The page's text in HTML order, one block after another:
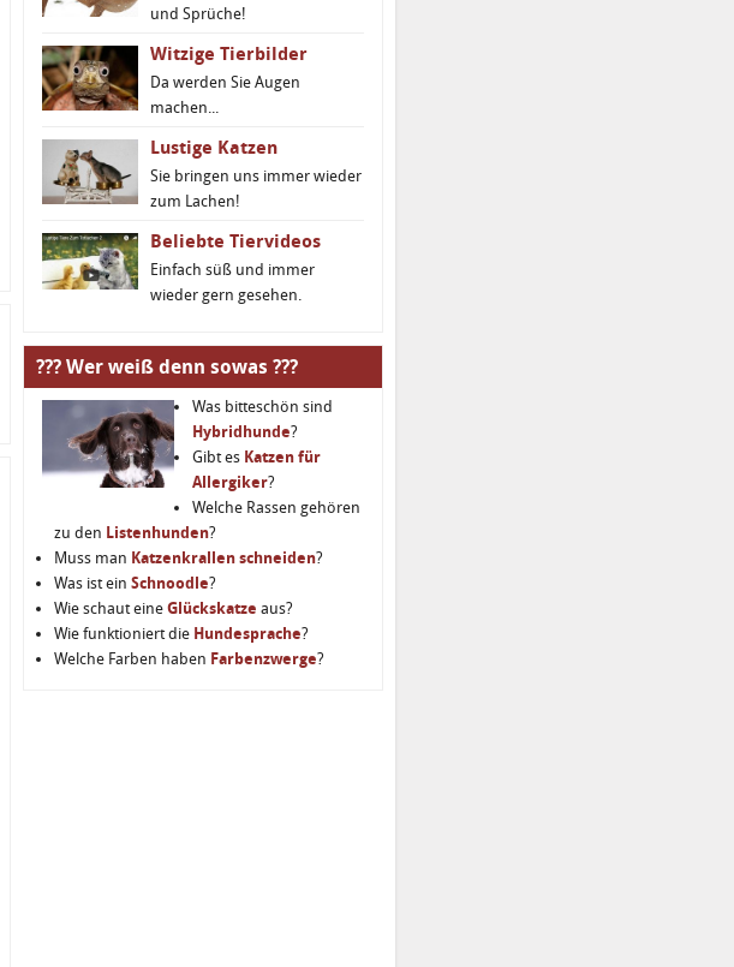
und Sprüche!
Witzige Tierbilder
Da werden Sie Augen
machen...
Lustige Katzen
Sie bringen uns immer wieder
zum Lachen!
Beliebte Tiervideos
Einfach süß und immer
wieder gern gesehen.
??? Wer weiß denn sowas ???
Was bitteschön sind
Hybridhunde?
Gibt es Katzen für
Allergiker?
Welche Rassen gehören
zu den Listenhunden?
Muss man Katzenkrallen schneiden?
Was ist ein Schnoodle?
Wie schaut eine Glückskatze aus?
Wie funktioniert die Hundesprache?
Welche Farben haben Farbenzwerge?